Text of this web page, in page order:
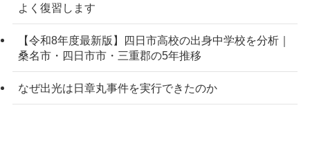
よく復習します
【令和8年度最新版】四日市高校の出身中学校を分析｜
桑名市・四日市市・三重郡の5年推移
なぜ出光は日章丸事件を実行できたのか